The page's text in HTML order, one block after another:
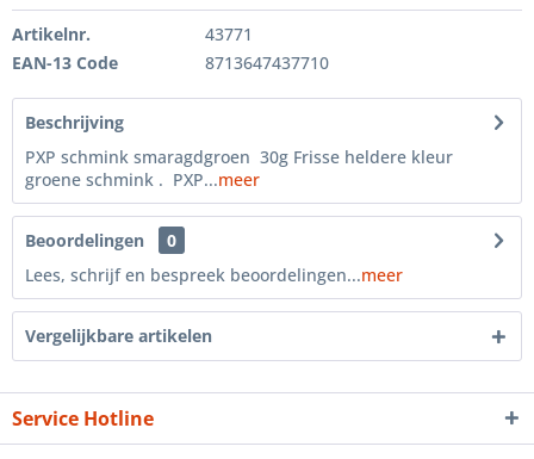
Artikelnr.
43771
EAN-13 Code
8713647437710
Beschrijving
PXP schmink smaragdgroen 30g Frisse heldere kleur
groene schmink . PXP...meer
Beoordelingen
0
Lees, schrijf en bespreek beoordelingen...meer
Vergelijkbare artikelen
Service Hotline